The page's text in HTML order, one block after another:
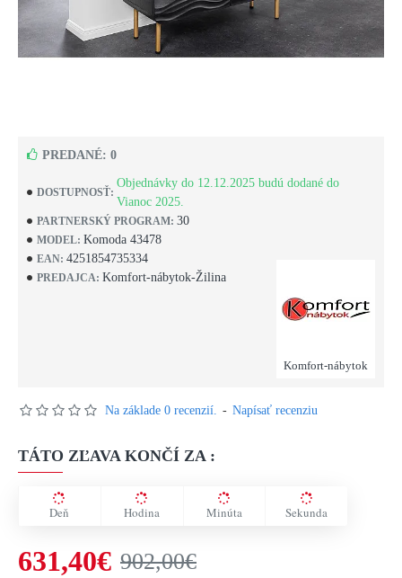
DOSTUPNOSŤ:
Objednávky do 12.12.2025 budú dodané do
Vianoc 2025.
PARTNERSKÝ PROGRAM: 30
MODEL: Komoda 43478
EAN: 4251854735334
PREDAJCA: Komfort-nábytok-Žilina
Komfort-nábytok
PREDANÉ: 0
Na základe 0 recenzií. - Napísať recenziu
TÁTO ZĽAVA KONČÍ ZA :
Deň Hodina Minúta Sekunda
631,40€ 902,00€